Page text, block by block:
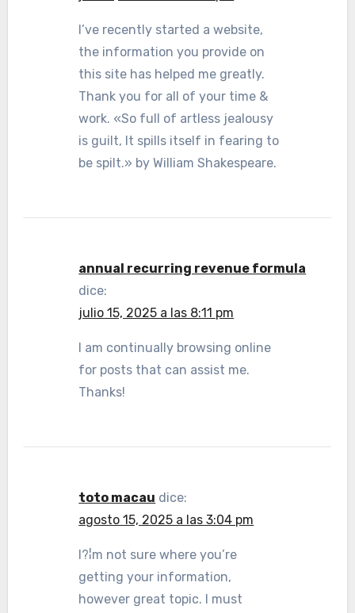
I’ve recently started a website,
the information you provide on
this site has helped me greatly.
Thank you for all of your time &
work. «So full of artless jealousy
is guilt, It spills itself in fearing to
be spilt.» by William Shakespeare.
annual recurring revenue formula
dice:
julio 15, 2025 a las 8:11 pm
I am continually browsing online
for posts that can assist me.
Thanks!
toto macau dice:
agosto 15, 2025 a las 3:04 pm
I?¦m not sure where you’re
getting your information,
however great topic. I must